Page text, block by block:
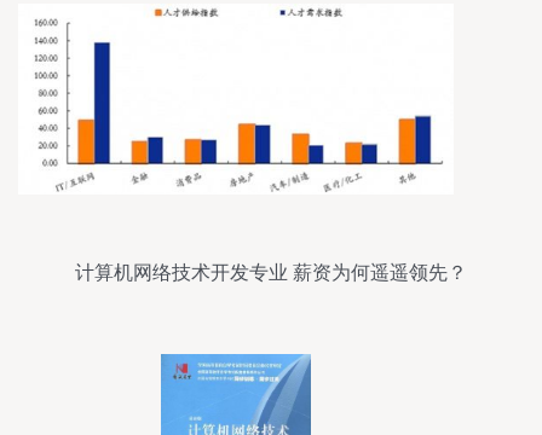
计算机网络技术开发专业 薪资为何遥遥领先？